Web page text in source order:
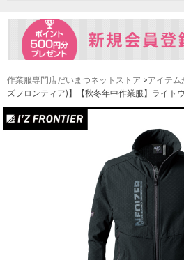
作業服専門店だいまつネットストア >アイテム
ズフロンティア)】【秋冬年中作業服】ライ